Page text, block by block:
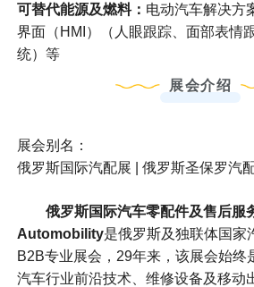
可替代能源及燃料： 电动汽车解决方
界面（HMI）（人眼跟踪、面部表情
统）等
展会介绍
展会别名：
俄罗斯国际汽配展 | 俄罗斯圣保罗汽
俄罗斯国际汽车零配件及售后服
Automobility是俄罗斯及独联体国家
B2B专业展会，29年来，该展会始终
汽车行业前沿技术、维修设备及移动